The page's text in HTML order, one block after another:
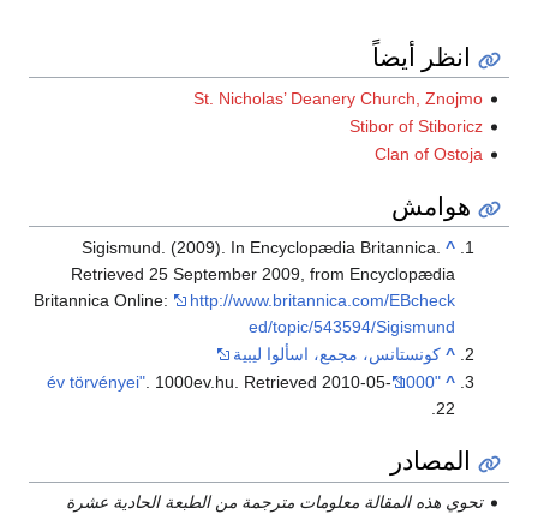
انظر أيضاً
St. Nicholas’ Deanery Church, Znojmo
Stibor of Stiboricz
Clan of Ostoja
هوامش
^
Sigismund. (2009). In Encyclopædia Britannica.
Retrieved 25 September 2009, from Encyclopædia
Britannica Online:
http://www.britannica.com/EBcheck
ed/topic/543594/Sigismund
^ كونستانس، مجمع، اسألوا ليبية
^
"1000 év törvényei"
. 1000ev.hu. Retrieved2010-05-
22
.
المصادر
تحوي هذه المقالة معلومات مترجمة من الطبعة الحادية عشرة